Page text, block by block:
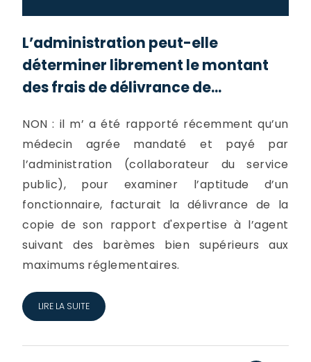
L’administration peut-elle
déterminer librement le montant
des frais de délivrance de...
NON : il m’ a été rapporté récemment qu’un
médecin agrée mandaté et payé par
l’administration (collaborateur du service
public), pour examiner l’aptitude d’un
fonctionnaire, facturait la délivrance de la
copie de son rapport d'expertise à l’agent
suivant des barèmes bien supérieurs aux
maximums réglementaires.
LIRE LA SUITE